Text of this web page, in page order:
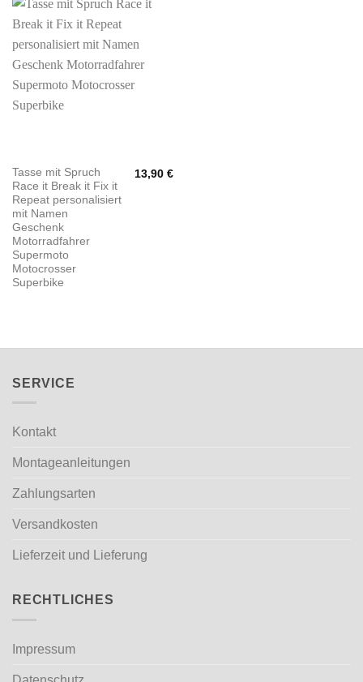
Tasse mit Spruch
Race it Break it Fix it
Repeat personalisiert
mit Namen
Geschenk
Motorradfahrer
Supermoto
Motocrosser
Superbike
13,90€
SERVICE
Kontakt
Montageanleitungen
Zahlungsarten
Versandkosten
Lieferzeit und Lieferung
RECHTLICHES
Impressum